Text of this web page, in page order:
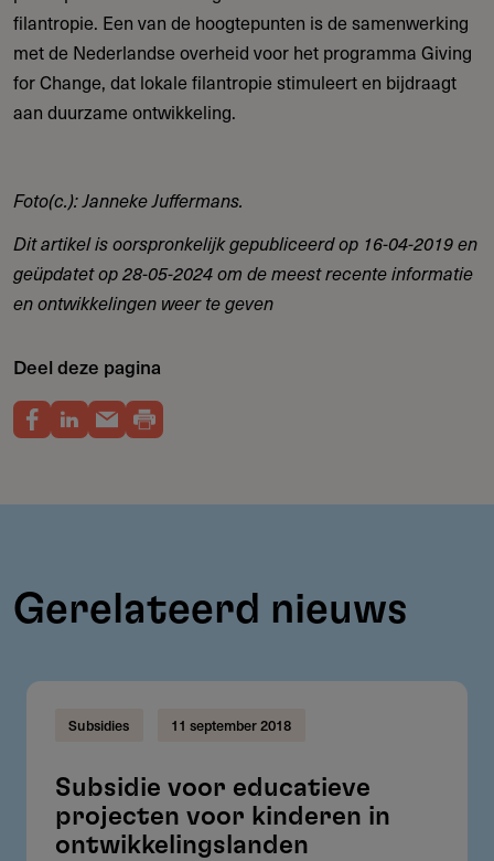
filantropie​​. Een van de hoogtepunten is de samenwerking
met de Nederlandse overheid voor het programma Giving
for Change, dat lokale filantropie stimuleert en bijdraagt
aan duurzame ontwikkeling.
Foto(c.): Janneke Juffermans.
Dit artikel is oorspronkelijk gepubliceerd op 16-04-2019 en
geüpdatet op 28-05-2024 om de meest recente informatie
en ontwikkelingen weer te geven
Deel deze pagina
Gerelateerd nieuws
Subsidies 11 september 2018
Subsidie voor educatieve
projecten voor kinderen in
ontwikkelingslanden